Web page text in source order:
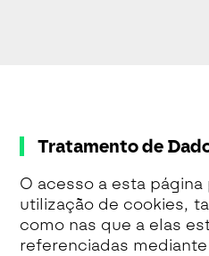
Tratamento de
O acesso a esta
utilização de cookies,
como nas que a elas
referenciadas